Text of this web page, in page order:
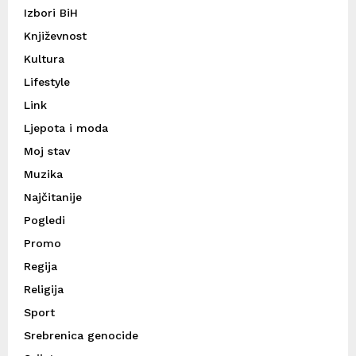
Izbori BiH
Književnost
Kultura
Lifestyle
Link
Ljepota i moda
Moj stav
Muzika
Najčitanije
Pogledi
Promo
Regija
Religija
Sport
Srebrenica genocide